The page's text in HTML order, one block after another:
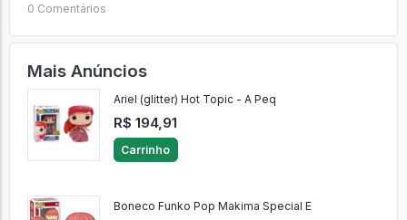
0 Comentários
Mais Anúncios
Ariel (glitter) Hot Topic - A Peq
R$ 194,91
Carrinho
Boneco Funko Pop Makima Special E